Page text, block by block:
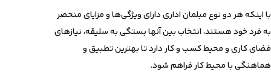
با اینکه هر دو نوع مبلمان اداری دارای ویژگی‌ها و مزایای منحصر
به فرد خود هستند، انتخاب بین آنها بستگی به سلیقه، نیازهای
فضای کاری و محیط کسب و کار دارد تا بهترین تطبیق و
هماهنگی با محیط کار فراهم شود.